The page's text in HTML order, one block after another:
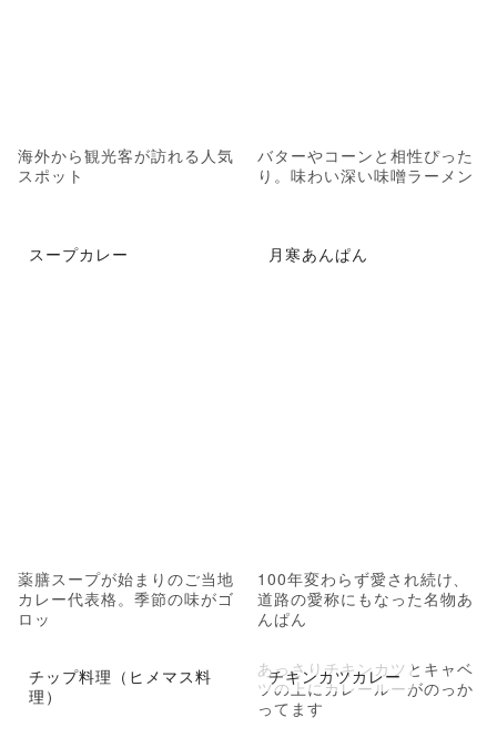
海外から観光客が訪れる人気
スポット
バターやコーンと相性ぴった
り。味わい深い味噌ラーメン
スープカレー
薬膳スープが始まりのご当地
カレー代表格。季節の味がゴ
ロッ
月寒あんぱん
100年変わらず愛され続け、
道路の愛称にもなった名物あ
んぱん
チップ料理（ヒメマス料
理）
チキンカツカレー
あっさりチキンカツとキャベ
ツの上にカレールーがのっか
ってます